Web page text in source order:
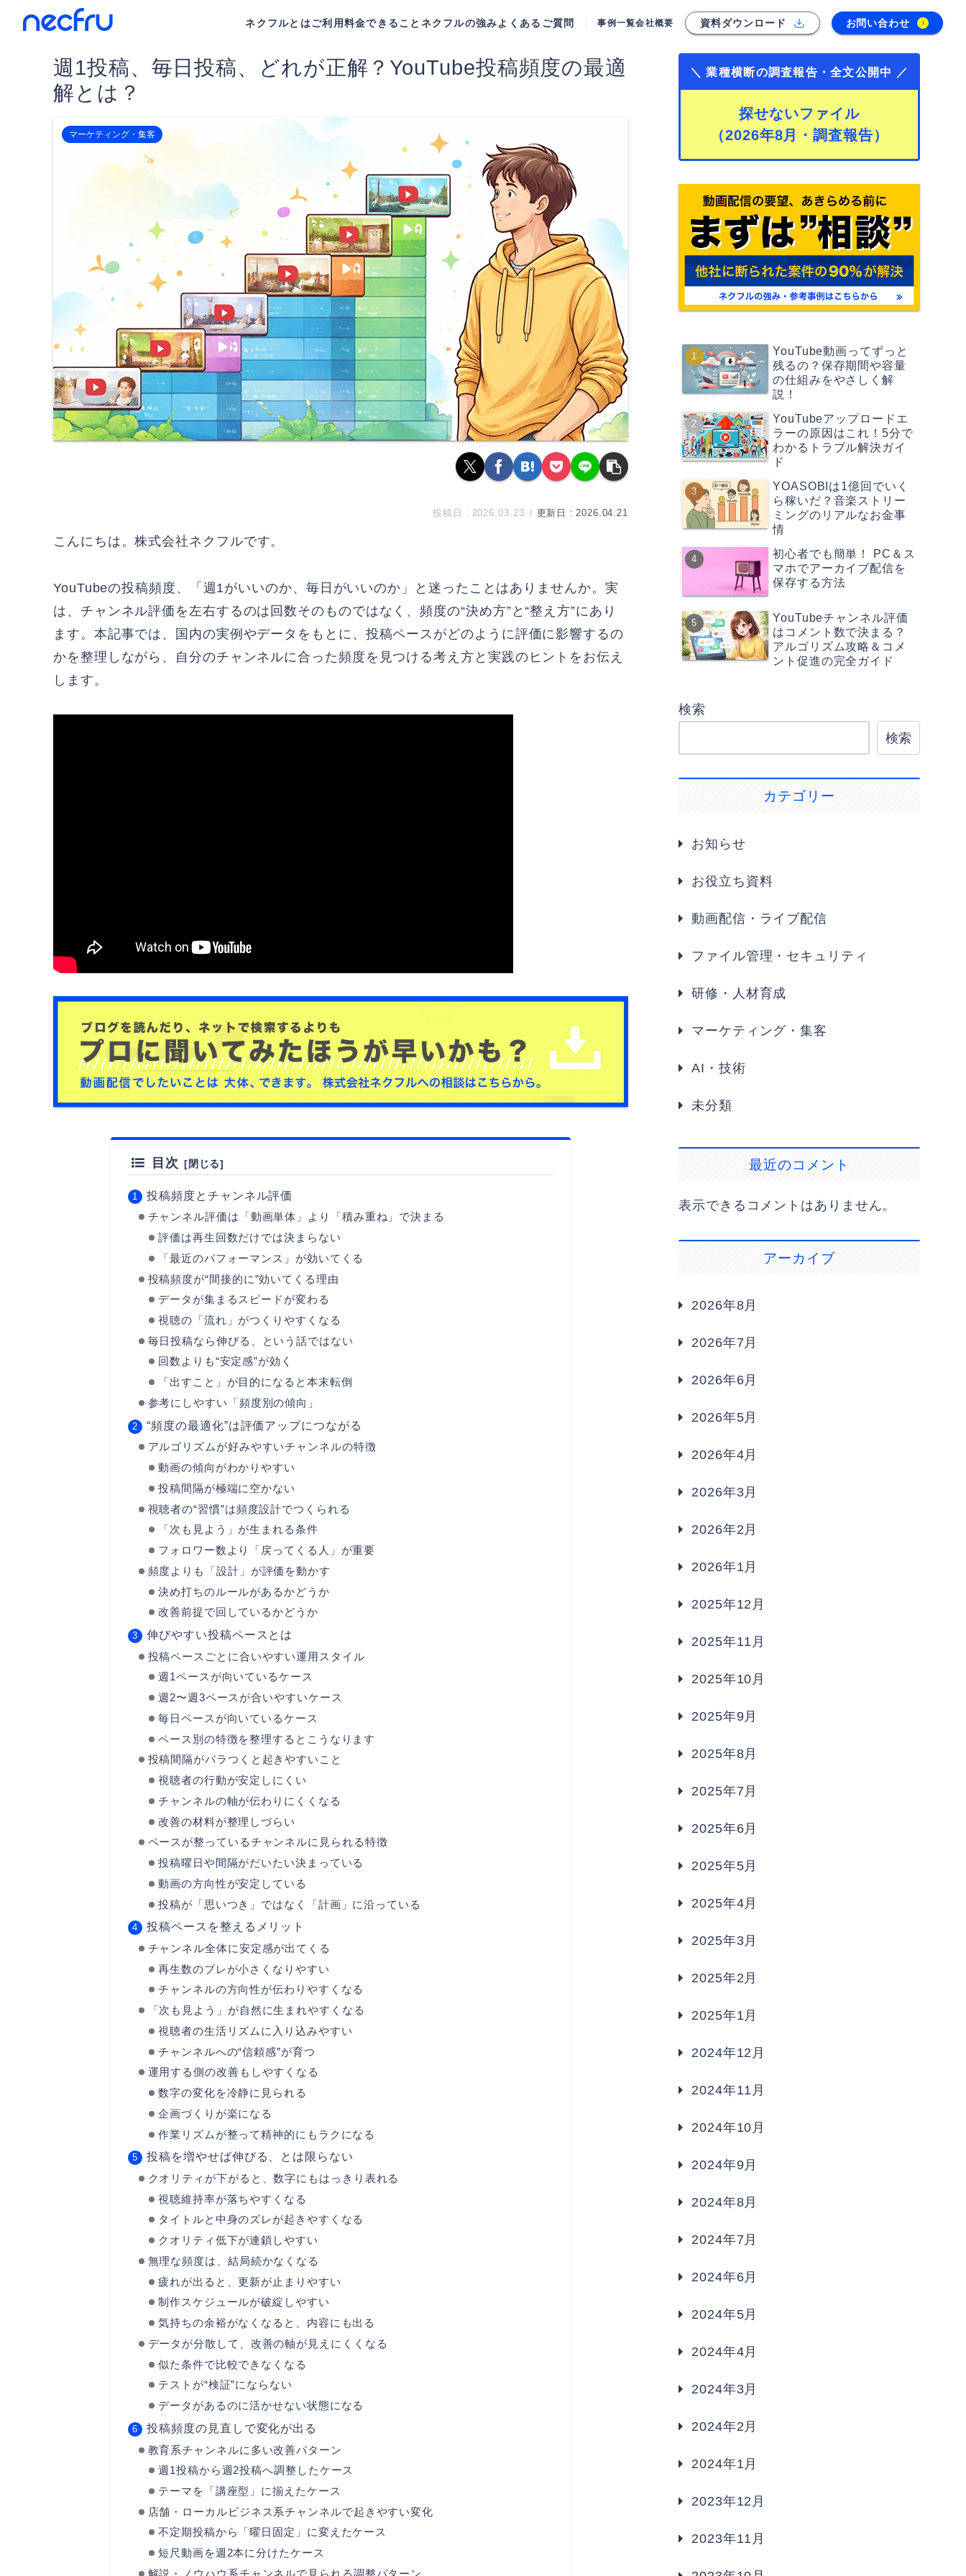
ネクフルとはご利用料金できること ネクフルの強みよくあるご質問 事例一覧会社概要 資料ダウンロード お問い合わせ
週1投稿、毎日投稿、どれが正解？YouTube投稿頻度の最適
解とは？
マーケティング・集客
2026.03.23 2026.04.21
こんにちは。株式会社ネクフルです。
YouTubeの投稿頻度、「週1がいいのか、毎日がいいのか」と迷ったことはありませんか。実
は、チャンネル評価を左右するのは回数そのものではなく、頻度の“決め方”と“整え方”にあり
ます。本記事では、国内の実例やデータをもとに、投稿ペースがどのように評価に影響するの
かを整理しながら、自分のチャンネルに合った頻度を見つける考え方と実践のヒントをお伝え
します。
目次
投稿頻度とチャンネル評価
チャンネル評価は「動画単体」より「積み重ね」で決まる
評価は再生回数だけでは決まらない
「最近のパフォーマンス」が効いてくる
投稿頻度が“間接的に”効いてくる理由
データが集まるスピードが変わる
視聴の「流れ」がつくりやすくなる
毎日投稿なら伸びる、という話ではない
回数よりも“安定感”が効く
「出すこと」が目的になると本末転倒
参考にしやすい「頻度別の傾向」
“頻度の最適化”は評価アップにつながる
アルゴリズムが好みやすいチャンネルの特徴
動画の傾向がわかりやすい
投稿間隔が極端に空かない
視聴者の“習慣”は頻度設計でつくられる
「次も見よう」が生まれる条件
フォロワー数より「戻ってくる人」が重要
頻度よりも「設計」が評価を動かす
決め打ちのルールがあるかどうか
改善前提で回しているかどうか
伸びやすい投稿ペースとは
投稿ペースごとに合いやすい運用スタイル
週1ペースが向いているケース
週2〜週3ペースが合いやすいケース
毎日ペースが向いているケース
ペース別の特徴を整理するとこうなります
投稿間隔がバラつくと起きやすいこと
視聴者の行動が安定しにくい
チャンネルの軸が伝わりにくくなる
改善の材料が整理しづらい
ペースが整っているチャンネルに見られる特徴
投稿曜日や間隔がだいたい決まっている
動画の方向性が安定している
投稿が「思いつき」ではなく「計画」に沿っている
投稿ペースを整えるメリット
チャンネル全体に安定感が出てくる
再生数のブレが小さくなりやすい
チャンネルの方向性が伝わりやすくなる
「次も見よう」が自然に生まれやすくなる
視聴者の生活リズムに入り込みやすい
チャンネルへの“信頼感”が育つ
運用する側の改善もしやすくなる
数字の変化を冷静に見られる
企画づくりが楽になる
作業リズムが整って精神的にもラクになる
投稿を増やせば伸びる、とは限らない
クオリティが下がると、数字にもはっきり表れる
視聴維持率が落ちやすくなる
タイトルと中身のズレが起きやすくなる
クオリティ低下が連鎖しやすい
無理な頻度は、結局続かなくなる
疲れが出ると、更新が止まりやすい
制作スケジュールが破綻しやすい
気持ちの余裕がなくなると、内容にも出る
データが分散して、改善の軸が見えにくくなる
似た条件で比較できなくなる
テストが“検証”にならない
データがあるのに活かせない状態になる
投稿頻度の見直しで変化が出る
教育系チャンネルに多い改善パターン
週1投稿から週2投稿へ調整したケース
テーマを「講座型」に揃えたケース
店舗・ローカルビジネス系チャンネルで起きやすい変化
不定期投稿から「曜日固定」に変えたケース
短尺動画を週2本に分けたケース
＼ 業種横断の調査報告・全文公開中 ／
探せないファイル
（2026年8月・調査報告）
YouTube動画ってずっと
残るの？保存期間や容量
の仕組みをやさしく解
説！
YouTubeアップロードエ
ラーの原因はこれ！5分で
わかるトラブル解決ガイ
ド
YOASOBIは1億回でいく
ら稼いだ？音楽ストリー
ミングのリアルなお金事
情
初心者でも簡単！ PC＆ス
マホでアーカイブ配信を
保存する方法
YouTubeチャンネル評価
はコメント数で決まる？
アルゴリズム攻略＆コメ
ント促進の完全ガイド
検索
検索
カテゴリー
お知らせ
お役立ち資料
動画配信・ライブ配信
ファイル管理・セキュリティ
研修・人材育成
マーケティング・集客
AI・技術
未分類
最近のコメント
表示できるコメントはありません。
アーカイブ
2026年8月
2026年7月
2026年6月
2026年5月
2026年4月
2026年3月
2026年2月
2026年1月
2025年12月
2025年11月
2025年10月
2025年9月
2025年8月
2025年7月
2025年6月
2025年5月
2025年4月
2025年3月
2025年2月
2025年1月
2024年12月
2024年11月
2024年10月
2024年9月
2024年8月
2024年7月
2024年6月
2024年5月
2024年4月
2024年3月
2024年2月
2024年1月
2023年12月
2023年11月